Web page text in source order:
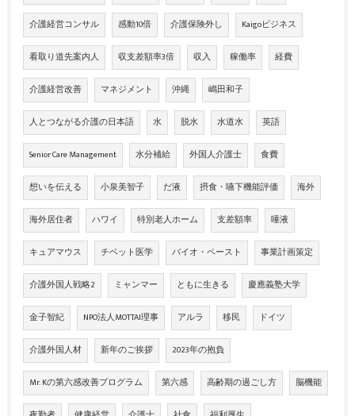
介護経営コンサル 感動10倍 介護保険外し Kaigoビジネス
看取り道先案内人 収支差額率3倍 収入 稼働率 経費
介護経営改善 マネジメント 沖縄 嶋田和子
人とつながる介護の日本語 水 脱水 水道水 英語
Senior Care Management 水分補給 外国人介護士 食費
想いを伝える 小泉美智子 だ液 摂食・嚥下機能評価 海外
海外居住者 ハワイ 特別老人ホーム 支差額率 唾液
キュアマウス チベット医学 バイオ・ペースト 事業計画策定
介護外国人戦略2 ミャンマー ともに生きる 慶應義塾大学
金子智紀 NPO法人MOTTAI理事 アルラ 移民 ドイツ
介護外国人材 新年のご挨拶 2023年の抱負
Mr. Kの第六感改善プログラム 第六感 高齢期の過ごし方 脳機能